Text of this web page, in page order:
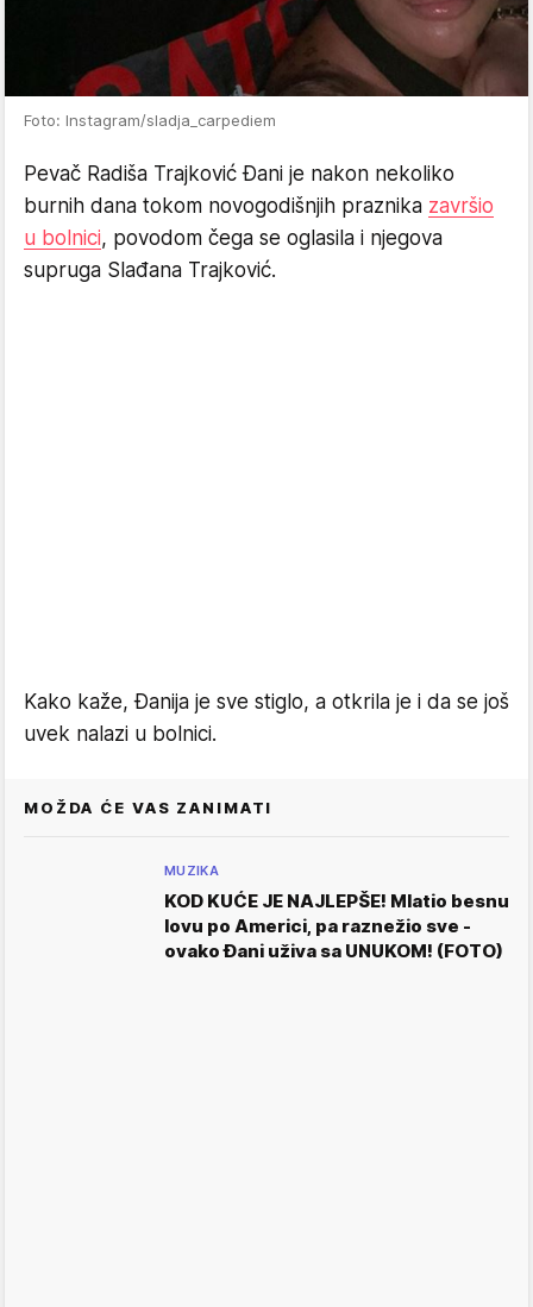
Foto: Instagram/sladja_carpediem
Pevač Radiša Trajković Đani je nakon nekoliko
burnih dana tokom novogodišnjih praznika završio
u bolnici, povodom čega se oglasila i njegova
supruga Slađana Trajković.
Kako kaže, Đanija je sve stiglo, a otkrila je i da se još
uvek nalazi u bolnici.
MOŽDA ĆE VAS ZANIMATI
MUZIKA
KOD KUĆE JE NAJLEPŠE! Mlatio besnu
lovu po Americi, pa raznežio sve -
ovako Đani uživa sa UNUKOM! (FOTO)